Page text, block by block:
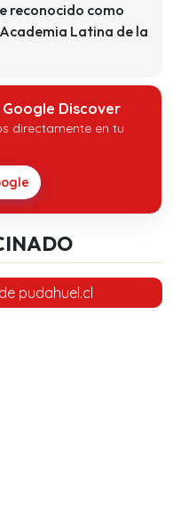
reconocido como
Latina de la
Google Discover
directamente en tu
de pudahuel.cl